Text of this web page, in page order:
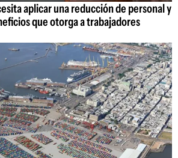
aplicar una reducción de personal y
que otorga a trabajadores